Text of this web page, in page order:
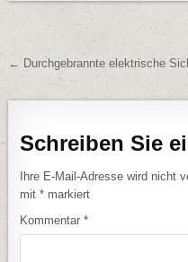
← Durchgebrannte elektrische
Schreiben Sie
Ihre E-Mail-Adresse wird nicht
mit* markiert
Kommentar*